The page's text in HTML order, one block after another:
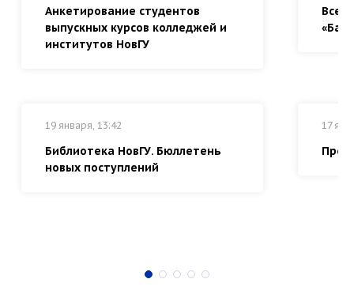
Анкетирование студентов
выпускных курсов колледжей и
институтов НовГУ
19 января, 13:42
Библиотека НовГУ. Бюллетень
новых поступлений
17